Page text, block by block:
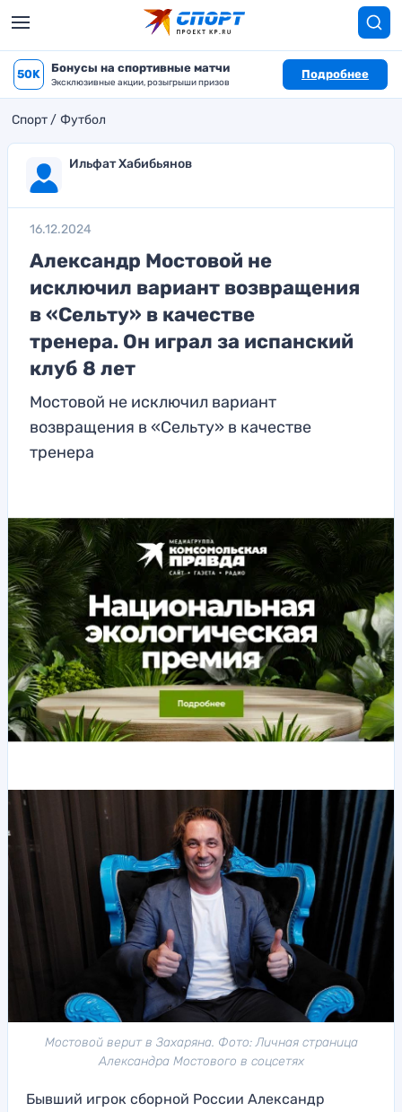
50K Бонусы на спортивные матчи
Эксклюзивные акции, розыгрыши призов
Подробнее
Спорт Футбол
Ильфат Хабибьянов
16.12.2024
Александр Мостовой не
исключил вариант возвращения
в «Сельту» в качестве
тренера. Он играл за испанский
клуб 8 лет
Мостовой не исключил вариант
возвращения в «Сельту» в качестве
тренера
Мостовой верит в Захаряна. Фото: Личная страница
Александра Мостового в соцсетях
Бывший игрок сборной России Александр